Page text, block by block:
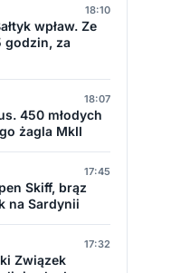
18:10
wpław. Ze
godzin, za
18:07
450 młodych
żagla MkII
17:45
Skiff, brąz
na Sardynii
17:32
Związek